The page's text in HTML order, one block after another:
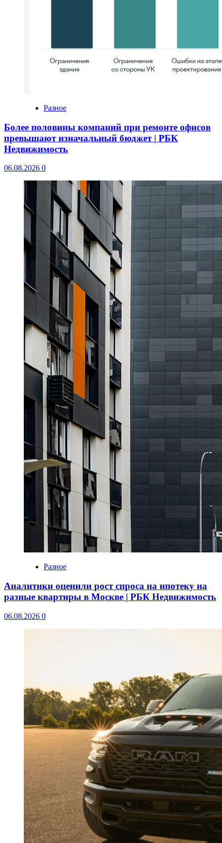
Разное
Более половины компаний при ремонте офисов
превышают изначальный бюджет | РБК
Недвижимость
06.08.2026 0
Разное
Аналитики оценили рост спроса на ипотеку на
разные квартиры в Москве | РБК Недвижимость
06.08.2026 0